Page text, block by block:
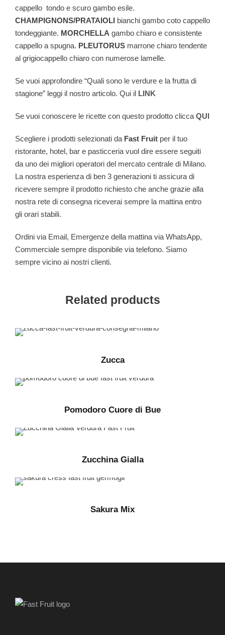
cappello tondo e scuro gambo esile.
CHAMPIGNONS/PRATAIOLI bianchi gambo coto cappello
tondeggiante. MORCHELLA gambo chiaro e consistente
cappello a spugna. PLEUTORUS marrone chiaro tendente
al grigiocappello chiaro con numerose lamelle.
Se vuoi approfondire “Quali sono le verdure e la frutta di
stagione” leggi il nostro articolo. Qui il LINK
Se vuoi conoscere le ricette con questo prodotto clicca QUI
Scegliere i prodotti selezionati da Fast Fruit per il tuo
ristorante, hotel, bar e pasticceria vuol dire essere seguiti
da uno dei migliori operatori del mercato centrale di Milano.
La nostra esperienza di ben 3 generazioni ti assicura di
ricevere sempre il prodotto richiesto che anche grazie alla
nostra rete di consegna riceverai sempre la mattina entro
gli orari stabili.
Ordini via Email, Emergenze della mattina via WhatsApp,
Commerciale sempre disponibile via telefono. Siamo
sempre vicino ai nostri clienti.
Related products
Zucca
Pomodoro Cuore di Bue
Zucchina Gialla
Sakura Mix